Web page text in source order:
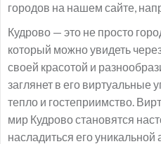
городов на нашем сайте,
Кудрово — это не просто
который можно увидеть
своей красотой и
заглянет в его виртуальные
тепло и гостеприимство.
мир Кудрово становятся
насладиться его